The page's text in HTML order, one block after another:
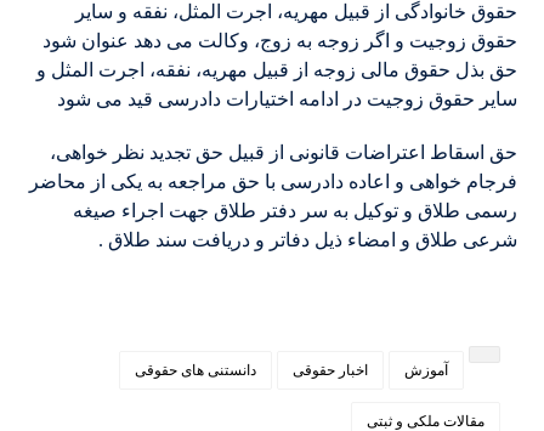
حقوق خانوادگی از قبیل مهریه، اجرت المثل، نفقه و سایر
حقوق زوجیت و اگر زوجه به زوج، وکالت می دهد عنوان شود
حق بذل حقوق مالی زوجه از قبیل مهریه، نفقه، اجرت المثل و
سایر حقوق زوجیت در ادامه اختیارات دادرسی قید می شود
حق اسقاط اعتراضات قانونی از قبیل حق تجدید نظر خواهی،
فرجام خواهی و اعاده دادرسی با حق مراجعه به یکی از محاضر
رسمی طلاق و توکیل به سر دفتر طلاق جهت اجراء صیغه
شرعی طلاق و امضاء ذیل دفاتر و دریافت سند طلاق .
آموزش اخبار حقوقی دانستنی های حقوقی
مقالات ملکی و ثبتی